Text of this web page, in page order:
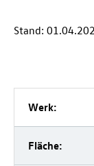
Stand:
Werk:
Fläche: